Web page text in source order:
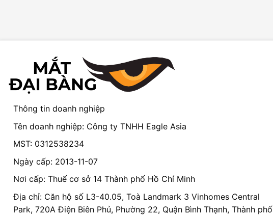
Thông tin doanh nghiệp
Tên doanh nghiệp: Công ty TNHH Eagle Asia
MST: 0312538234
Ngày cấp: 2013-11-07
Nơi cấp: Thuế cơ sở 14 Thành phố Hồ Chí Minh
Địa chỉ: Căn hộ số L3-40.05, Toà Landmark 3 Vinhomes Central
Park, 720A Điện Biên Phủ, Phường 22, Quận Bình Thạnh, Thành phố